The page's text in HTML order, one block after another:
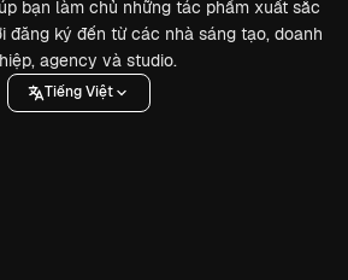
bạn làm chủ những tác phẩm xuất sắc
đăng ký đến từ các nhà sáng tạo, doanh
agency và studio.
Tiếng Việt